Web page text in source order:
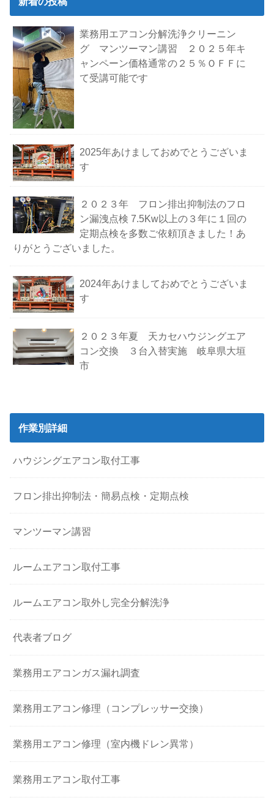
業務用エアコン分解洗浄クリーニン
グ マンツーマン講習 ２０２５年キ
ャンペーン価格通常の２５％ＯＦＦに
て受講可能です
2025年あけましておめでとうございま
す
２０２３年 フロン排出抑制法のフロ
ン漏洩点検 7.5Kw以上の３年に１回の
定期点検を多数ご依頼頂きました！あ
りがとうございました。
2024年あけましておめでとうございま
す
２０２３年夏 天カセハウジングエア
コン交換 ３台入替実施 岐阜県大垣
市
作業別詳細
ハウジングエアコン取付工事
フロン排出抑制法・簡易点検・定期点検
マンツーマン講習
ルームエアコン取付工事
ルームエアコン取外し完全分解洗浄
代表者ブログ
業務用エアコンガス漏れ調査
業務用エアコン修理（コンプレッサー交換）
業務用エアコン修理（室内機ドレン異常）
業務用エアコン取付工事